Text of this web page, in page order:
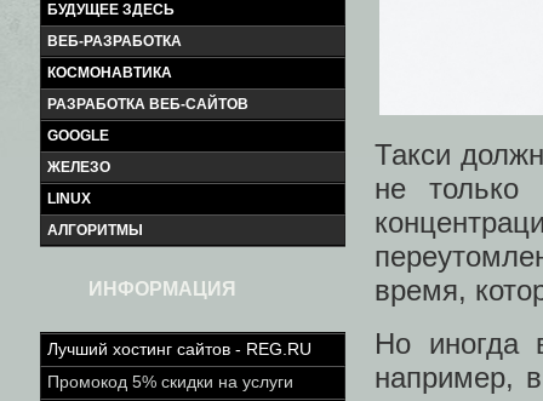
БУДУЩЕЕ ЗДЕСЬ
ВЕБ-РАЗРАБОТКА
КОСМОНАВТИКА
РАЗРАБОТКА ВЕБ-САЙТОВ
GOOGLE
ЖЕЛЕЗО
LINUX
АЛГОРИТМЫ
ИНФОРМАЦИЯ
Лучший хостинг сайтов - REG.RU
Промокод 5% скидки на услуги
Такси
не только
время,
Но иногда
например,